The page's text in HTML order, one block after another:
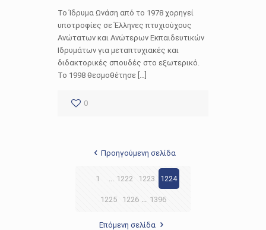
Το Ίδρυμα Ωνάση από το 1978 χορηγεί
υποτροφίες σε Έλληνες πτυχιούχους
Ανώτατων και Ανώτερων Εκπαιδευτικών
Ιδρυμάτων για μεταπτυχιακές και
διδακτορικές σπουδές στο εξωτερικό.
Το 1998 θεσμοθέτησε […]
0
Προηγούμενη σελίδα
1 1222 1223 1224
1225 1226 1396
Επόμενη σελίδα